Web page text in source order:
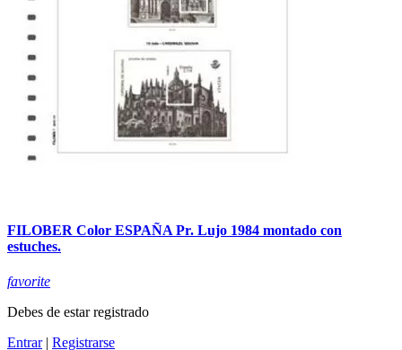
FILOBER Color ESPAÑA Pr. Lujo 1984 montado con
estuches.
favorite
Debes de estar registrado
Entrar| Registrarse